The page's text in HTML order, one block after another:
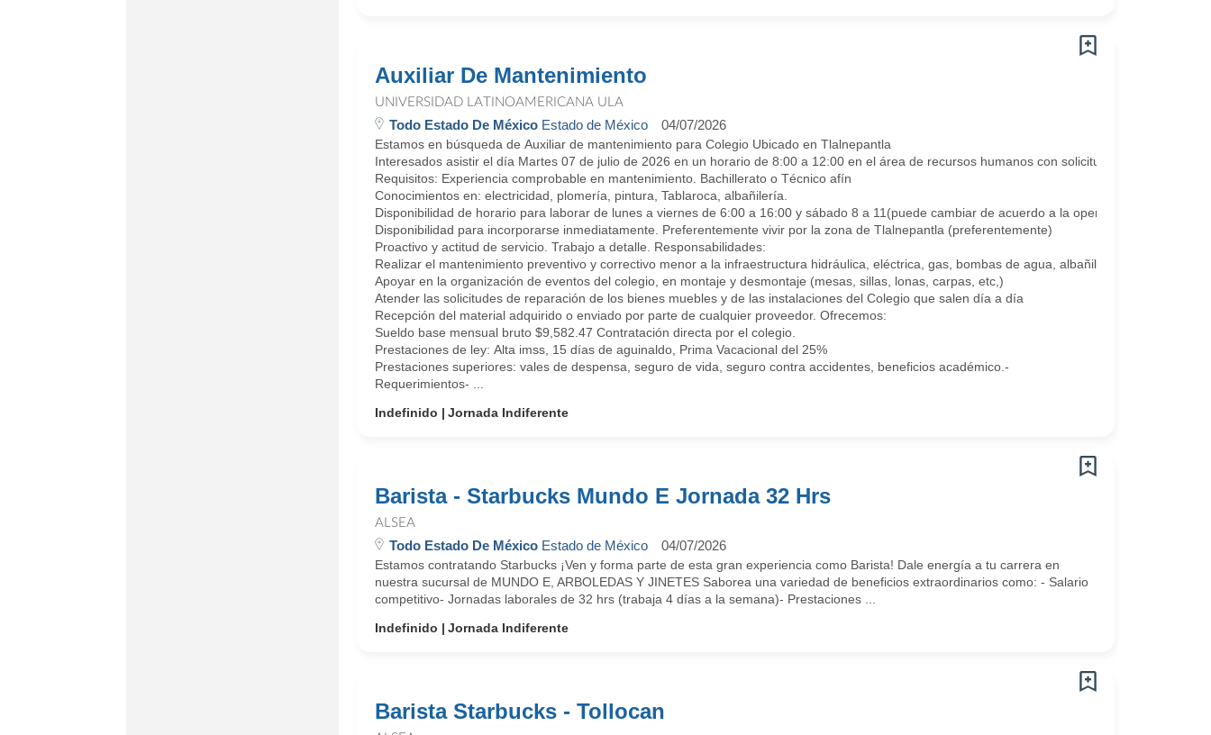
Auxiliar De Mantenimiento
UNIVERSIDAD LATINOAMERICANA ULA
Todo Estado De MéxicoEstado de México 04/07/2026
Estamos en búsqueda de Auxiliar de mantenimiento para Colegio Ubicado en Tlalnepantla
Interesados asistir el día Martes 07 de julio de 2026 en un horario de 8:00 a 12:00 en el área de recursos humanos con solicitud elaborada e
Requisitos: Experiencia comprobable en mantenimiento. Bachillerato o Técnico afín
Conocimientos en: electricidad, plomería, pintura, Tablaroca, albañilería.
Disponibilidad de horario para laborar de lunes a viernes de 6:00 a 16:00 y sábado 8 a 11(puede cambiar de acuerdo a la operación del colegio.)
Disponibilidad para incorporarse inmediatamente. Preferentemente vivir por la zona de Tlalnepantla (preferentemente)
Proactivo y actitud de servicio. Trabajo a detalle. Responsabilidades:
Realizar el mantenimiento preventivo y correctivo menor a la infraestructura hidráulica, eléctrica, gas, bombas de agua, albañilería, plomería,
Apoyar en la organización de eventos del colegio, en montaje y desmontaje (mesas, sillas, lonas, carpas, etc,)
Atender las solicitudes de reparación de los bienes muebles y de las instalaciones del Colegio que salen día a día
Recepción del material adquirido o enviado por parte de cualquier proveedor. Ofrecemos:
Sueldo base mensual bruto $9,582.47 Contratación directa por el colegio.
Prestaciones de ley: Alta imss, 15 días de aguinaldo, Prima Vacacional del 25%
Prestaciones superiores: vales de despensa, seguro de vida, seguro contra accidentes, beneficios académico.-
Requerimientos- ...
Indefinido
Jornada Indiferente
Barista - Starbucks Mundo E Jornada 32 Hrs
ALSEA
Todo Estado De MéxicoEstado de México 04/07/2026
Estamos contratando Starbucks ¡Ven y forma parte de esta gran experiencia como Barista! Dale energía a tu carrera en
nuestra sucursal de MUNDO E, ARBOLEDAS Y JINETES Saborea una variedad de beneficios extraordinarios como: - Salario
competitivo- Jornadas laborales de 32 hrs (trabaja 4 días a la semana)- Prestaciones ...
Indefinido
Jornada Indiferente
Barista Starbucks - Tollocan